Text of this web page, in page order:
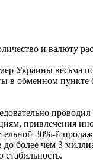
и валюту
Украины весьма
в обменном пункте
привлечения
30%-й
до более чем 3
стабильность.